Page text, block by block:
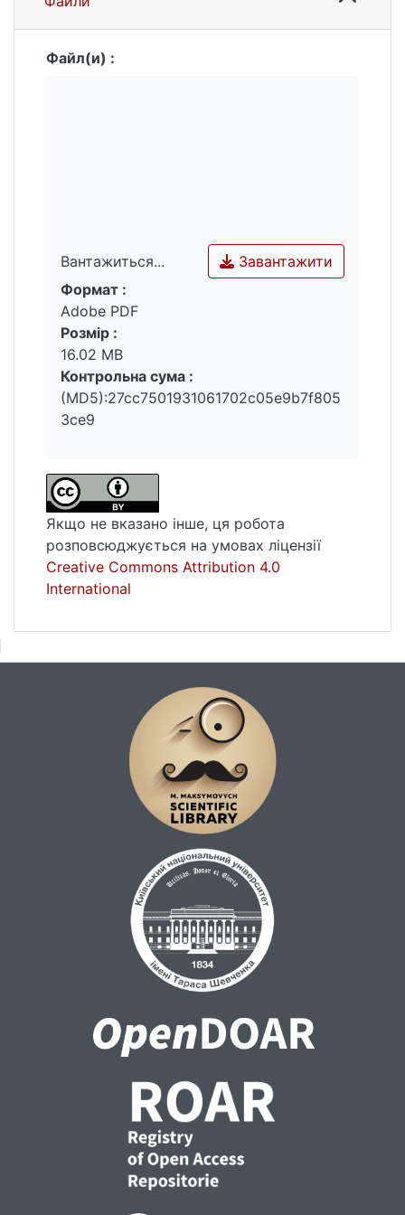
економічну значущість.
Файл(и) :
Вантажиться...
Вантажиться...
Завантажити
Формат :
Adobe PDF
Розмір :
16.02 MB
Контрольна сума :
(MD5):27cc7501931061702c05e9b7f805
3ce9
Якщо не вказано інше, ця робота
розповсюджується на умовах ліцензії
Creative Commons Attribution 4.0
International